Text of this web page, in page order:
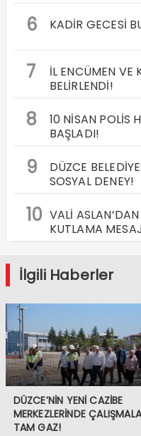
6 KADİR GECESİ
7
İL ENCÜMEN VE
BELİRLENDİ!
8
10 NİSAN POLİS
BAŞLADI!
9
DÜZCE
SOSYAL DENEY!
10 VALİ
KUTLAMA
İlgili Haberler
DÜZCE’NİN YENİ CAZİBE
MERKEZLERİNDE
TAM GAZ!